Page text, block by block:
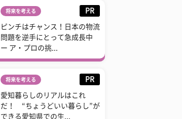
将来を考える PR
ピンチはチャンス！日本の物流
問題を逆手にとって急成長中
ー ア・プロの挑...
将来を考える PR
愛知暮らしのリアルはこれ
だ！ “ちょうどいい暮らし”が
できる愛知県での生...